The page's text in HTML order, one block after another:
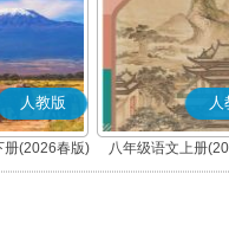
人教版
册(2026春版)
人
八年级语文上册
(部编版)